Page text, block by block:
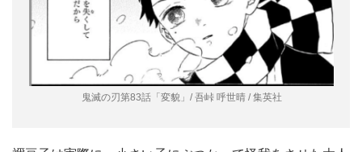
鬼滅の刃第83話「変貌」/ 吾峠 呼世晴 / 集英社